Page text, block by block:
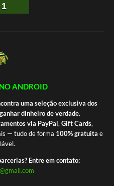
1
ANDROID
uma seleção exclusiva dos
dinheiro de verdade.
via PayPal, Gift Cards,
— tudo de forma 100% gratuita e
Entre em contato: